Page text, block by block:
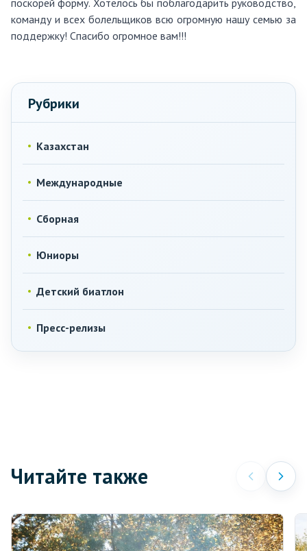
команду и всех болельщиков всю огромную нашу семью за
поддержку! Спасибо огромное вам!!!
Рубрики
Казахстан
Международные
Сборная
Юниоры
Детский биатлон
Пресс-релизы
Читайте также